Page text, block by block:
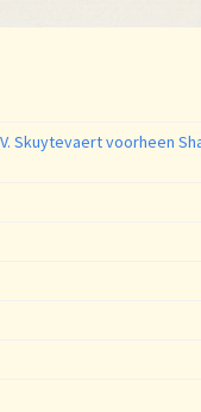
Skuytevaert voorheen